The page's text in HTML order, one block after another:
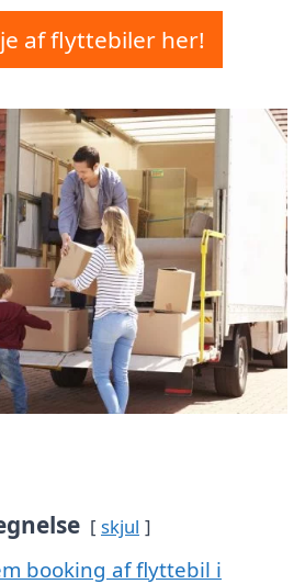
af flyttebiler her!
skjul
booking af flyttebil i